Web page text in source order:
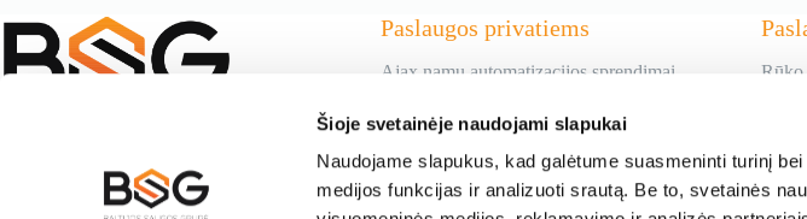
Šioje svetainėje naudojami slapukai
Naudojame slapukus, kad galėtume suasmeninti turinį
medijos funkcijas ir analizuoti srautą. Be to, svetainės
Mes, UAB ,,Baltijos saugos grupė" -
privati licencijuota saugos tarnyba. Jau
Paslaugos privatiems
Ajax namų automatizacijos sprendimai
monitoreal
Belaidė Ajax apsaugos sistema
Vaizdo stebėjimo kameros
Stebėjimo ir reagavimo paslauga
Apsaugos sistemų montavimas ir
Rūko